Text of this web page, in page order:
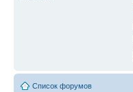
Список форумов